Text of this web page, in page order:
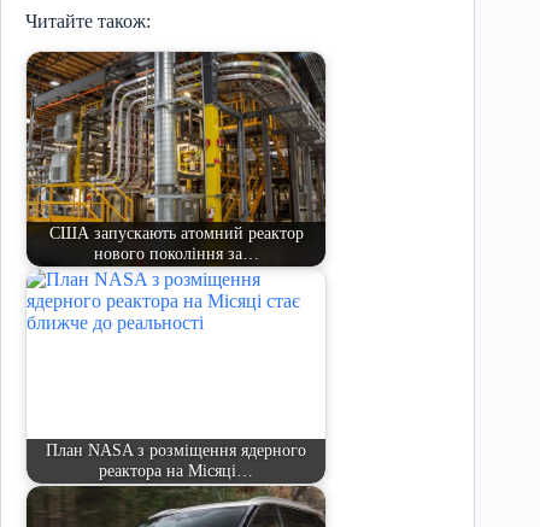
Читайте також:
США запускають атомний реактор
нового покоління за…
План NASA з розміщення ядерного
реактора на Місяці…